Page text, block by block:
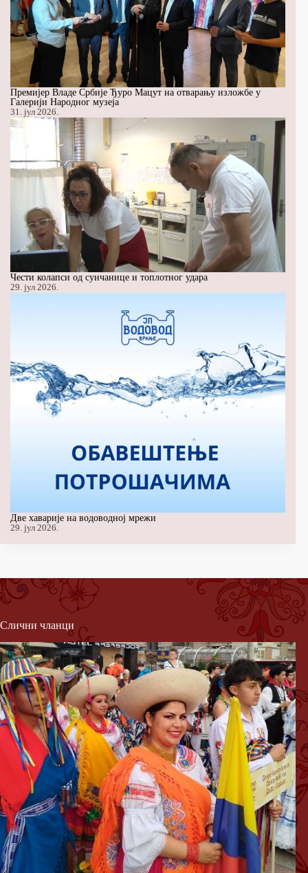
Премијер Владе Србије Ђуро Мацут на отварању изложбе у
Галерији Народног музеја
31. јул 2026.
Чести колапси од сунчанице и топлотног удара
29. јул 2026.
Две хаварије на водоводној мрежи
29. јул 2026.
Слични чланци